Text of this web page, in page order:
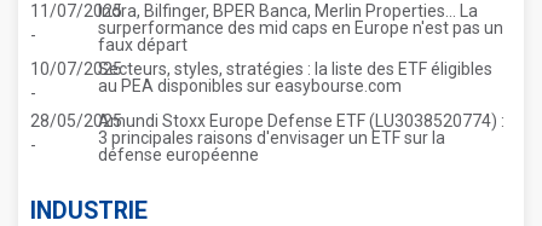
11/07/2025
-
Indra, Bilfinger, BPER Banca, Merlin Properties... La
surperformance des mid caps en Europe n'est pas un
faux départ
10/07/2025
-
Secteurs, styles, stratégies : la liste des ETF éligibles
au PEA disponibles sur easybourse.com
28/05/2025
-
Amundi Stoxx Europe Defense ETF (LU3038520774) :
3 principales raisons d'envisager un ETF sur la
défense européenne
INDUSTRIE